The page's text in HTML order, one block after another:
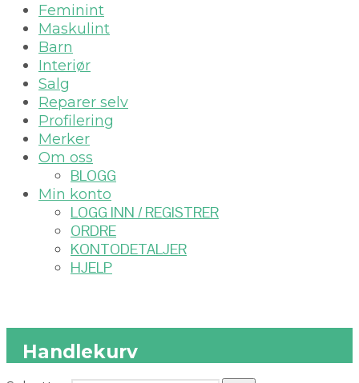
Feminint
Maskulint
Barn
Interiør
Salg
Reparer selv
Profilering
Merker
Om oss
BLOGG
Min konto
LOGG INN / REGISTRER
ORDRE
KONTODETALJER
HJELP
Handlekurv